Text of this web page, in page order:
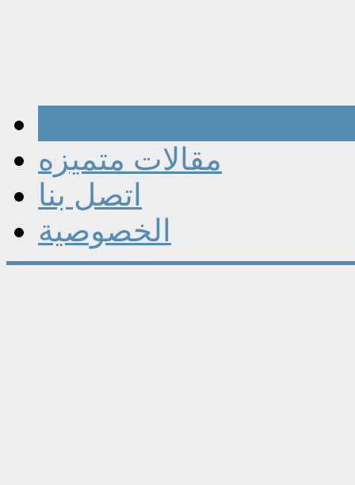
مقالات متميزه
اتصل بنا
الخصوصية